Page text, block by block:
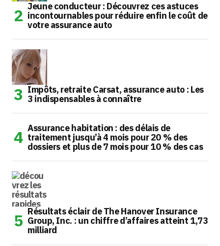
Jeune conducteur : Découvrez ces astuces
incontournables pour réduire enfin le coût de
votre assurance auto
Impôts, retraite Carsat, assurance auto : Les
3 indispensables à connaître
Assurance habitation : des délais de
traitement jusqu’à 4 mois pour 20 % des
dossiers et plus de 7 mois pour 10 % des cas
Résultats éclair de The Hanover Insurance
Group, Inc. : un chiffre d’affaires atteint 1,73
milliard